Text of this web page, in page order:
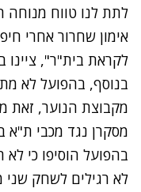
לתת לנו טווח מנוחה
אימון שחרור אחרי
לקראת בית"ר", ציינו
בנוסף, בהפועל לא
מקבוצת הנוער, זאת
מסקרן נגד מכבי ת"א
בהפועל הוסיפו כי
לא רגילים לשחק